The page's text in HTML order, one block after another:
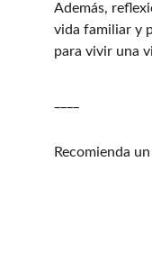
Además,
vida familiar y
para vivir una
Recomienda